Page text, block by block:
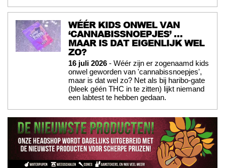
WÉÉR KIDS ONWEL VAN
‘CANNABISSNOEPJES’ …
MAAR IS DAT EIGENLIJK WEL
ZO?
16 juli 2026 - Wéér zijn er zogenaamd kids
onwel geworden van 'cannabissnoepjes',
maar is dat wel zo? Net als bij haribo-gate
(bleek géén THC in te zitten) lijkt niemand
een labtest te hebben gedaan.